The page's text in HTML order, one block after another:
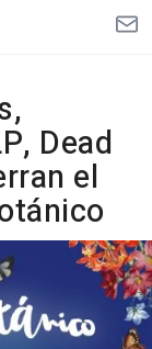
Dead
el